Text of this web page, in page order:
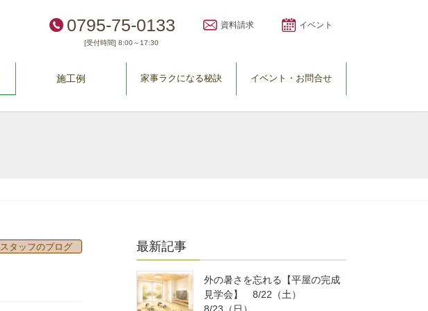
0795-75-0133
[受付時間] 8:00～17:30
資料請求 イベント
施工例 家事ラクになる秘訣 イベント・お問合せ
スタッフのブログ 最新記事
外の暑さを忘れる【平屋の完成
見学会】 8/22（土）